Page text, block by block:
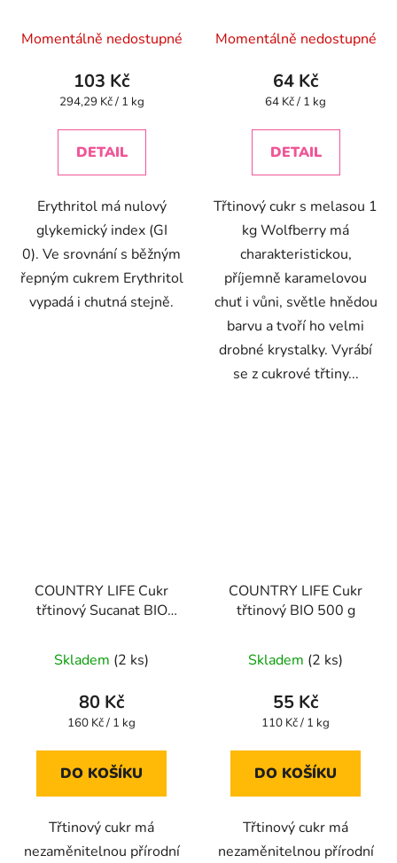
Momentálně nedostupné
103 Kč
Měrná
294,29 Kč / 1 kg
DETAIL
Erythritol má nulový
glykemický index (GI
0). Ve srovnání s běžným
řepným cukrem Erythritol
vypadá i chutná stejně.
Momentálně nedostupné
64 Kč
Měrná
64 Kč / 1 kg
DETAIL
Třtinový cukr s melasou 1
kg Wolfberry má
charakteristickou,
příjemně karamelovou
chuť i vůni, světle hnědou
barvu a tvoří ho velmi
drobné krystalky. Vyrábí
se z cukrové třtiny...
COUNTRY LIFE Cukr
třtinový Sucanat BIO
Skladem (2 ks)
80 Kč
Měrná
160 Kč / 1 kg
DO KOŠÍKU
Třtinový cukr má
nezaměnitelnou přírodní
COUNTRY LIFE Cukr
třtinový BIO 500 g
Skladem (2 ks)
55 Kč
Měrná
110 Kč / 1 kg
DO KOŠÍKU
Třtinový cukr má
nezaměnitelnou přírodní